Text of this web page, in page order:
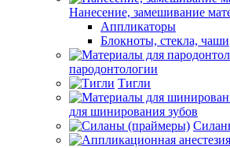
Нанесение, замешивание
Аппликаторы
Блокноты, стекла, чаши
пародонтологии
Тигли
для шинирования зубов